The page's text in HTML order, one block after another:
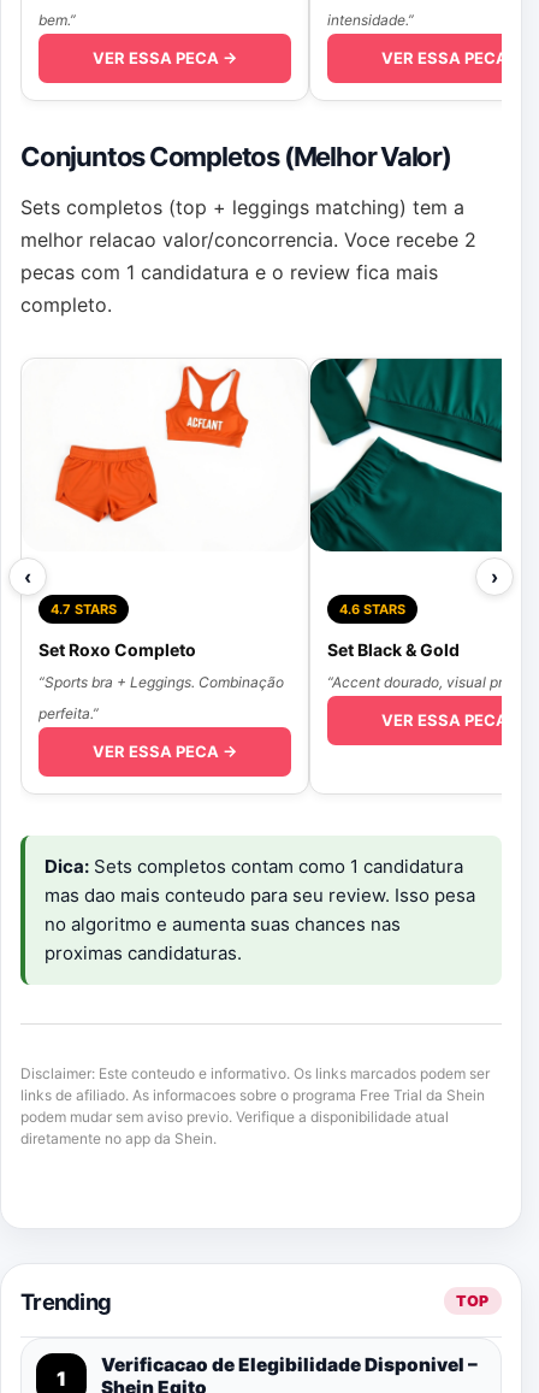
bem.”
VER ESSA PECA →
intensidade.”
VER ESSA PECA →
Conjuntos Completos (Melhor Valor)
Sets completos (top + leggings matching) tem a
melhor relacao valor/concorrencia. Voce recebe 2
pecas com 1 candidatura e o review fica mais
completo.
‹
4.7 STARS
Set Roxo Completo
“Sports bra + Leggings. Combinação
perfeita.”
VER ESSA PECA →
4.6 STARS
Set Black & Gold
“Accent dourado, visual
VER ESSA PECA →
›
Dica: Sets completos contam como 1 candidatura
mas dao mais conteudo para seu review. Isso pesa
no algoritmo e aumenta suas chances nas
proximas candidaturas.
Disclaimer: Este conteudo e informativo. Os links marcados podem ser
links de afiliado. As informacoes sobre o programa Free Trial da Shein
podem mudar sem aviso previo. Verifique a disponibilidade atual
diretamente no app da Shein.
Trending TOP
1
Verificacao de Elegibilidade Disponivel –
Shein Egito